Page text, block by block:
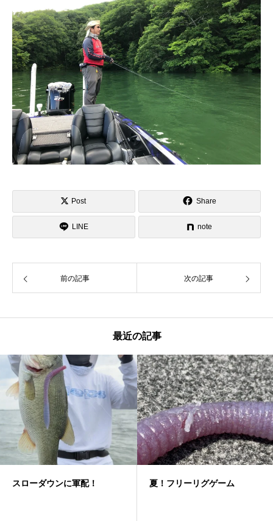
Post Share
LINE note
前の記事 次の記事
最近の記事
スローダウンに軍配！ 夏！フリーリグゲーム